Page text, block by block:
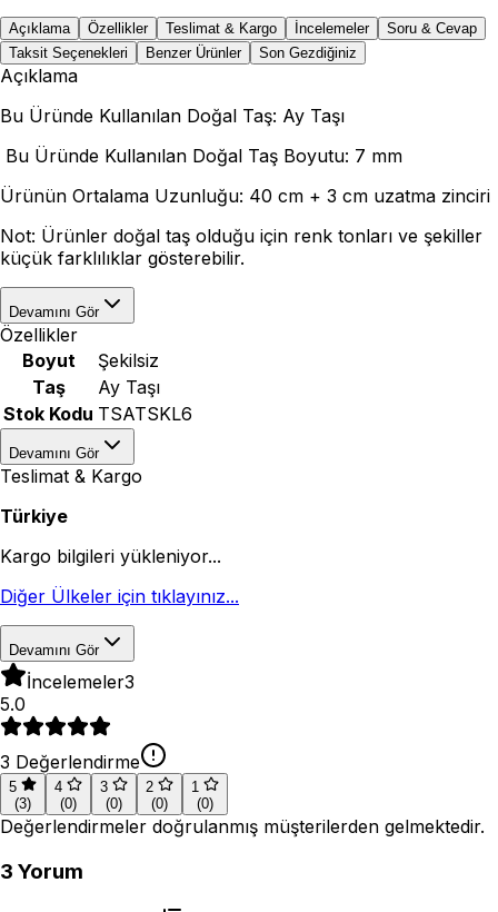
Açıklama Özellikler Teslimat & Kargo İncelemeler
Soru & Cevap
Taksit Seçenekleri
Benzer Ürünler Son Gezdiğiniz
Açıklama
Bu Üründe Kullanılan Doğal Taş: Ay Taşı
Bu Üründe Kullanılan Doğal Taş Boyutu: 7 mm
Ürünün Ortalama Uzunluğu: 40 cm + 3 cm uzatma zinciri
Not: Ürünler doğal taş olduğu için renk tonları ve şekiller
küçük farklılıklar gösterebilir.
Devamını Gör
Özellikler
Boyut
Şekilsiz
Taş
Ay Taşı
Stok Kodu TSATSKL6
Devamını Gör
Teslimat & Kargo
Türkiye
Kargo bilgileri yükleniyor...
Diğer Ülkeler için tıklayınız...
Devamını Gör
İncelemeler3
5.0
3 Değerlendirme
5
(3)
4
(0)
3
(0)
2
(0)
1
(0)
Değerlendirmeler doğrulanmış müşterilerden gelmektedir.
3 Yorum